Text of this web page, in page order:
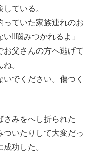
ている。
ていた家族連れのお
!!噛みつかれるよ」
お父さんの方へ逃げて
。
でください。傷つく
さみをへし折られた
ついたりして大変だっ
功した。